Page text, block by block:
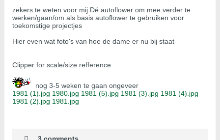
zekers te weten voor mij Dé autoflower om mee verder te
werken/gaan/om als basis autoflower te gebruiken voor
toekomstige projectjes
Hier even wat foto's van hoe de dame er nu bij staat
Clipper for scale/size refference
nog 3-5 weken te gaan ongeveer
1981 (1).jpg 1980.jpg 1981 (5).jpg 1981 (3).jpg 1981 (4).jpg
1981 (2).jpg 1981.jpg